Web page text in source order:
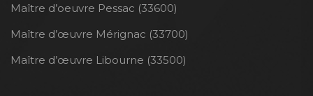
Maître d’oeuvre Pessac (33600)
Maître d’œuvre Mérignac (33700)
Maître d’œuvre Libourne (33500)